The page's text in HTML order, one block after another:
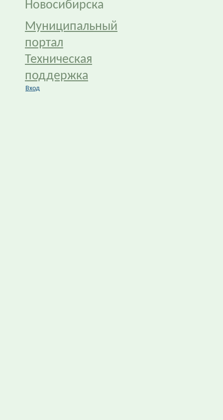
Новосибирска
Муниципальный
портал
Техническая
поддержка
Вход